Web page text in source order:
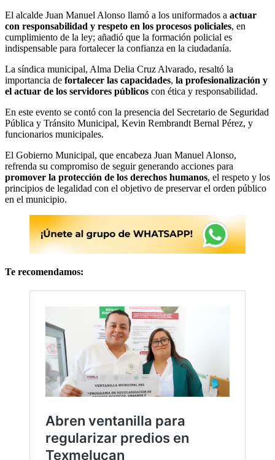
El alcalde Juan Manuel Alonso llamó a los uniformados a actuar
con responsabilidad y respeto en los procesos policiales, en
cumplimiento de la ley; añadió que la formación policial es
indispensable para fortalecer la confianza en la ciudadanía.
La síndica municipal, Alma Delia Cruz Alvarado, resaltó la
importancia de fortalecer las capacidades, la profesionalización y
el actuar de los servidores públicos con ética y responsabilidad.
En este evento se contó con la presencia del Secretario de Seguridad
Pública y Tránsito Municipal, Kevin Rembrandt Bernal Pérez, y
funcionarios municipales.
El Gobierno Municipal, que encabeza Juan Manuel Alonso,
refrenda su compromiso de seguir generando acciones para
promover la protección de los derechos humanos, el respeto y los
principios de legalidad con el objetivo de preservar el orden público
en el municipio.
Te recomendamos: